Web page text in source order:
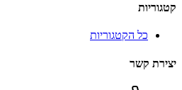
קטגוריות
כל הקטגוריות
יצירת קשר